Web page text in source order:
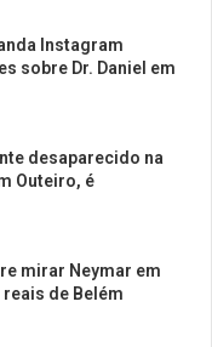
Instagram
sobre Dr. Daniel em
desaparecido na
Outeiro, é
mirar Neymar em
de Belém